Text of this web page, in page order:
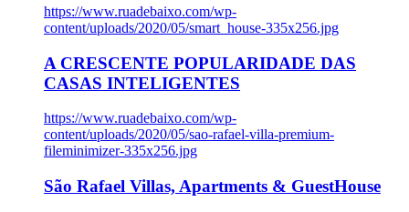
https://www.ruadebaixo.com/wp-
content/uploads/2020/05/smart_house-335x256.jpg
A CRESCENTE POPULARIDADE DAS
CASAS INTELIGENTES
https://www.ruadebaixo.com/wp-
content/uploads/2020/05/sao-rafael-villa-premium-
fileminimizer-335x256.jpg
São Rafael Villas, Apartments & GuestHouse